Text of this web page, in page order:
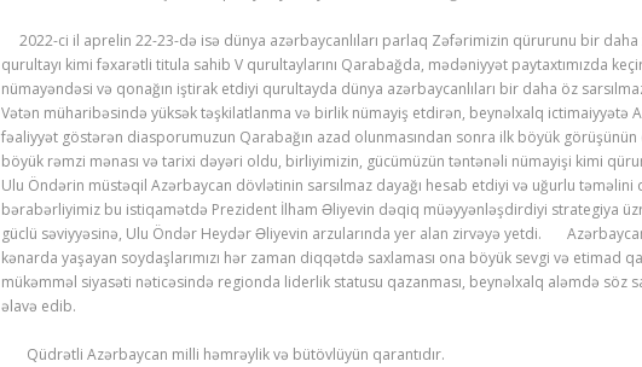
2022-ci il aprelin 22-23-də isə dünya azərbaycanlıları parlaq Zəfərimizin qürurunu bir
qurultayı kimi fəxarətli titula sahib V qurultaylarını Qarabağda, mədəniyyət paytaxtımızda
nümayəndəsi və qonağın iştirak etdiyi qurultayda dünya azərbaycanlıları bir daha öz
Vətən müharibəsində yüksək təşkilatlanma və birlik nümayiş etdirən, beynəlxalq ictimaiyyətə
fəaliyyət göstərən diasporumuzun Qarabağın azad olunmasından sonra ilk böyük görüşünün
böyük rəmzi mənası və tarixi dəyəri oldu, birliyimizin, gücümüzün təntənəli nümayişi kimi
Ulu Öndərin müstəqil Azərbaycan dövlətinin sarsılmaz dayağı hesab etdiyi və uğurlu təməlini
bərabərliyimiz bu istiqamətdə Prezident İlham Əliyevin dəqiq müəyyənləşdirdiyi strategiya
güclü səviyyəsinə, Ulu Öndər Heydər Əliyevin arzularında yer alan zirvəyə yetdi.
kənarda yaşayan soydaşlarımızı hər zaman diqqətdə saxlaması ona böyük sevgi və etimad
mükəmməl siyasəti nəticəsində regionda liderlik statusu qazanması, beynəlxalq aləmdə söz
əlavə edib.
Qüdrətli Azərbaycan milli həmrəylik və bütövlüyün qarantıdır.